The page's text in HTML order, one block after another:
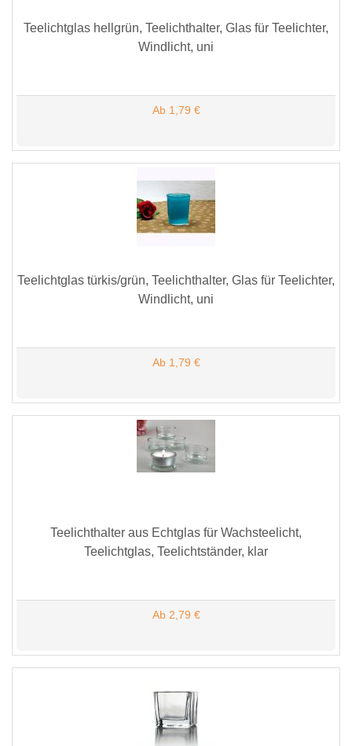
Teelichtglas hellgrün, Teelichthalter, Glas für Teelichter,
Windlicht, uni
Ab 1,79 €
Teelichtglas türkis/grün, Teelichthalter, Glas für Teelichter,
Windlicht, uni
Ab 1,79 €
Teelichthalter aus Echtglas für Wachsteelicht,
Teelichtglas, Teelichtständer, klar
Ab 2,79 €